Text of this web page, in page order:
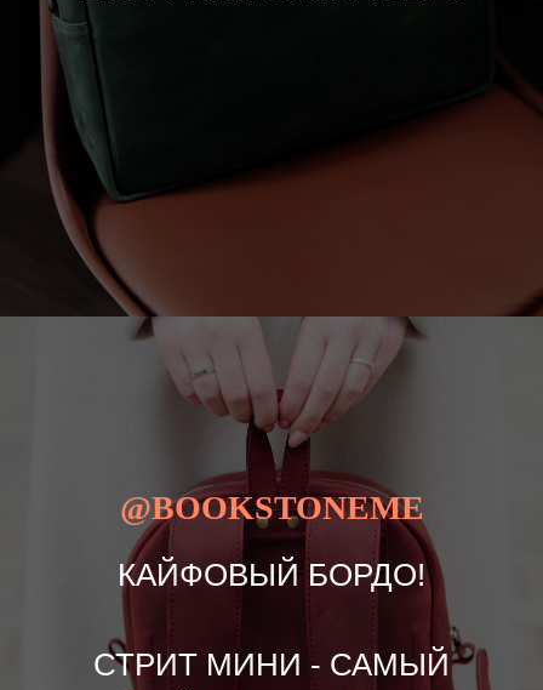
@BOOKSTONEME
КАЙФОВЫЙ БОРДО!
СТРИТ МИНИ - САМЫЙ